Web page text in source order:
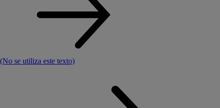
(No se utiliza este texto)